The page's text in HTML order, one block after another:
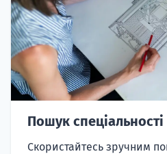
Пошук спеціальності
Скористайтесь зручним